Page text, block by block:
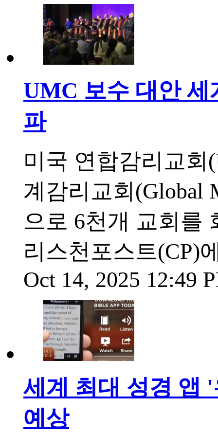
UMC 보수 대안 세
파
미국 연합감리교
계감리교회(Global
으로 6천개 교회를
리스천포스트(CP)
Oct 14, 2025 12:49
세계 최대 성경 앱
예상